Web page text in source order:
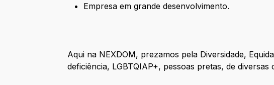
Empresa em grande desenvolvimento.
Aqui na NEXDOM, prezamos pela Diversidade,
deficiência, LGBTQIAP+, pessoas pretas, de